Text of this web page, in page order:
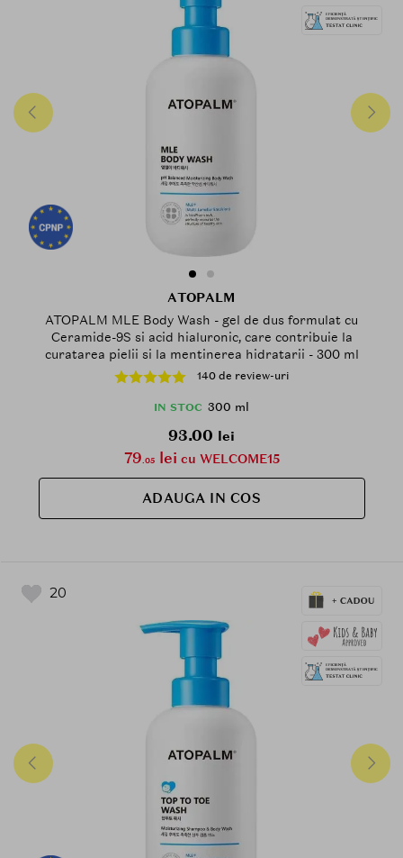
ATOPALM
ATOPALM MLE Body Wash - gel de dus formulat cu
Ceramide-9S si acid hialuronic, care contribuie la
curatarea pielii si la mentinerea hidratarii - 300 ml
140 de review-uri
IN STOC 300 ml
93.00 lei
79.05lei cu WELCOME15
ADAUGA IN COS
20